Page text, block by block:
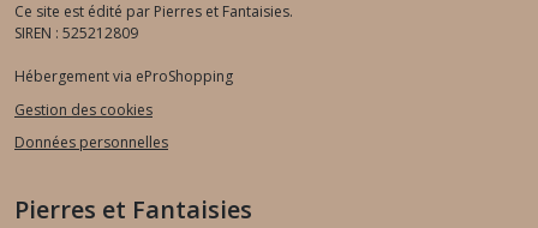
Ce site est édité par Pierres et Fantaisies.
SIREN : 525212809
Hébergement via eProShopping
Gestion des cookies
Données personnelles
Pierres et Fantaisies